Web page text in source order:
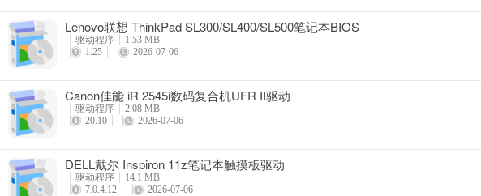
Lenovo联想 ThinkPad SL300/SL400/SL500笔记本BIOS
驱动程序
1.53 MB
1.25
2026-07-06
Canon佳能 iR 2545i数码复合机UFR II驱动
驱动程序
2.08 MB
20.10
2026-07-06
DELL戴尔 Inspiron 11z笔记本触摸板驱动
驱动程序
14.1 MB
7.0.4.12
2026-07-06